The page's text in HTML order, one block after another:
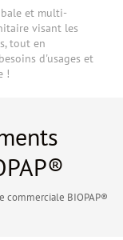
et multi-
visant les
tout en
d'usages et
!
commerciale BIOPAP®